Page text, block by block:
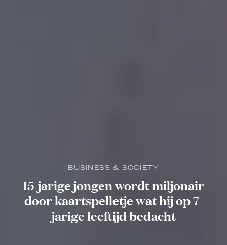
BUSINESS & SOCIETY
15-jarige jongen wordt miljonair
door kaartspelletje wat hij op 7-
jarige leeftijd bedacht